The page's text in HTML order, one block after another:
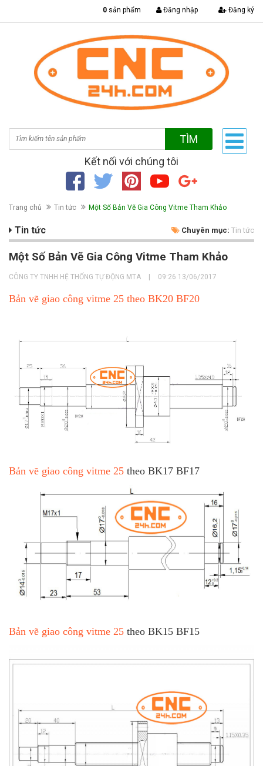
0 sản phẩm Đăng nhập Đăng ký
TÌM
Kết nối với chúng tôi
Trang chủ Tin tức Một Số Bản Vẽ Gia Công Vitme Tham Khảo
Tin tức Chuyên mục: Tin tức
Một Số Bản Vẽ Gia Công Vitme Tham Khảo
CÔNG TY TNHH HỆ THỐNG TỰ ĐỘNG MTA 09:26 13/06/2017
Bản vẽ giao công vitme 25 theo BK20 BF20
Bản vẽ giao công vitme 25 theo BK17 BF17
Bản vẽ giao công vitme 25 theo BK15 BF15